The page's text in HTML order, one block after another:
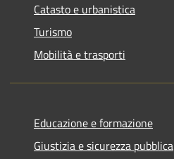
Catasto e urbanistica
Turismo
Mobilità e trasporti
Educazione e formazione
Giustizia e sicurezza pubblica